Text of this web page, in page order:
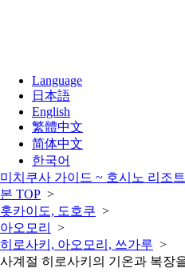
Language
日本語
English
繁體中文
简体中文
한국어
미치쿠사 가이드 ~ 호시노 리조
본 TOP >
홋카이도, 도호쿠 >
아오모리
>
히로사키, 아오모리, 쓰가루 >
사계절 히로사키의 기온과 복장